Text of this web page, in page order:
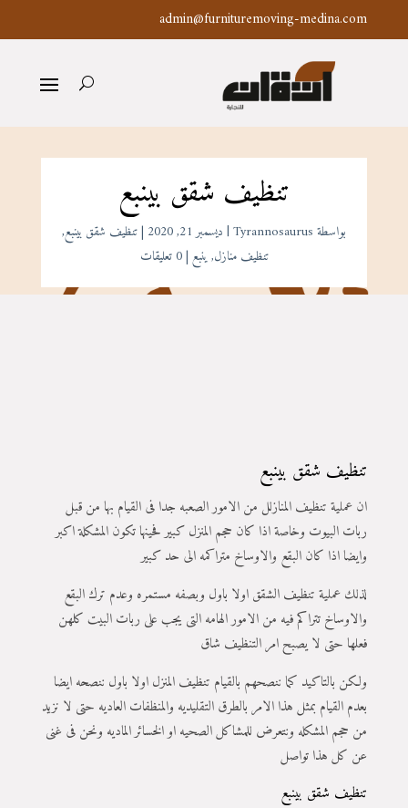
admin@furnituremoving-medina.com
تنظيف شقق بينبع
بواسطة Tyrannosaurus
| ديسمبر 21, 2020 |تنظيف شقق بينبع,
تنظيف منازل,ينبع |0 تعليقات
تنظيف شقق بينبع
ان عملية تنظيف المنازلل من الامور الصعبه جدا فى القيام بها من قبل
ربات البيوت وخاصة اذا كان حجم المنزل كبير فحينها تكون المشكلة اكبر
وايضا اذا كان البقع والاوساخ متراكمه الى حد كبير
لذلك عملية تنظيف الشقق اولا باول وبصفه مستمره وعدم ترك البقع
والاوساخ تتراكم فيه من الامور الهامه التى يجب على ربات البيت كلهن
فعلها حتى لا يصبح امر التنظيف شاق
ولكن بالتاكيد كما ننصحهم بالقيام تنظيف المنزل اولا باول ننصحه ايضا
بعدم القيام بمثل هذا الامر بالطرق التقليديه والمنظفات العاديه حتى لا نزيد
من حجم المشكله ونتعرض للمشاكل الصحيه او الخسائر الماديه ونحن فى غنى
عن كل هذا تواصل
تنظيف شقق بينبع